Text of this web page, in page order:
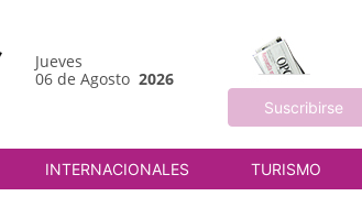
Jueves
06 de Agosto 2026
Suscribirse
INTERNACIONALES TURISMO